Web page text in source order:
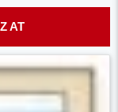
AT